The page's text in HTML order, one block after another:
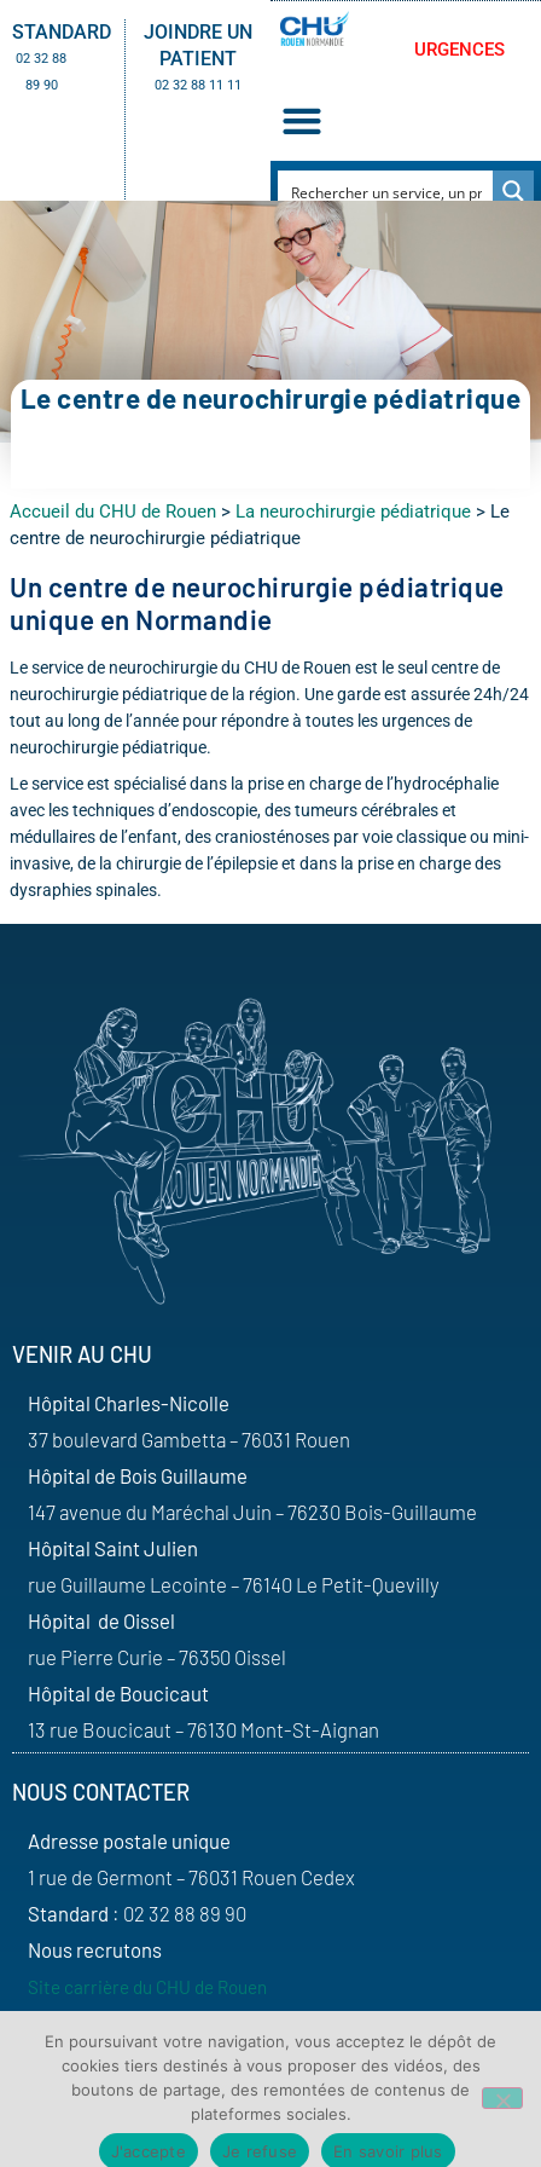
STANDARD
02 32 88
89 90
JOINDRE UN
PATIENT
02 32 88 11 11
URGENCES
Le centre de neurochirurgie pédiatrique
Accueil du CHU de Rouen > La neurochirurgie pédiatrique > Le
centre de neurochirurgie pédiatrique
Un centre de neurochirurgie pédiatrique
unique en Normandie
Le service de neurochirurgie du CHU de Rouen est le seul centre de
neurochirurgie pédiatrique de la région. Une garde est assurée 24h/24
tout au long de l’année pour répondre à toutes les urgences de
neurochirurgie pédiatrique.
Le service est spécialisé dans la prise en charge de l’hydrocéphalie
avec les techniques d’endoscopie, des tumeurs cérébrales et
médullaires de l’enfant, des craniosténoses par voie classique ou mini-
invasive, de la chirurgie de l’épilepsie et dans la prise en charge des
dysraphies spinales.
VENIR AU CHU
Hôpital Charles-Nicolle
37 boulevard Gambetta – 76031 Rouen
Hôpital de Bois Guillaume
147 avenue du Maréchal Juin – 76230 Bois-Guillaume
Hôpital Saint Julien
rue Guillaume Lecointe – 76140 Le Petit-Quevilly
Hôpital de Oissel
rue Pierre Curie – 76350 Oissel
Hôpital de Boucicaut
13 rue Boucicaut – 76130 Mont-St-Aignan
NOUS CONTACTER
Adresse postale unique
1 rue de Germont – 76031 Rouen Cedex
Standard : 02 32 88 89 90
Nous recrutons
Site carrière du CHU de Rouen
SUIVEZ-NOUS
Plan du siteMentions légales Protection de vos données
En poursuivant votre navigation, vous acceptez le dépôt de
cookies tiers destinés à vous proposer des vidéos, des
boutons de partage, des remontées de contenus de
plateformes sociales.
J'accepte
Je refuse En savoir plus